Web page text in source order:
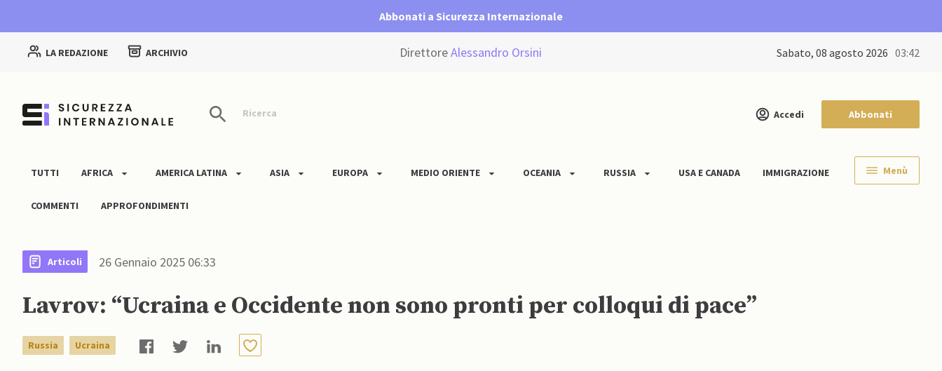
Abbonati a Sicurezza Internazionale
LA REDAZIONE ARCHIVIO DirettoreAlessandro Orsini sabato, 08 agosto 2026 03:42
Ricerca Accedi Abbonati
TUTTI AFRICA AMERICA LATINA ASIA EUROPA MEDIO ORIENTE OCEANIA RUSSIA USA E CANADA IMMIGRAZIONE
COMMENTI APPROFONDIMENTI
Menù
Articoli 26 Gennaio 2025 06:33
Lavrov: “Ucraina e Occidente non sono pronti per colloqui di pace”
Russia Ucraina